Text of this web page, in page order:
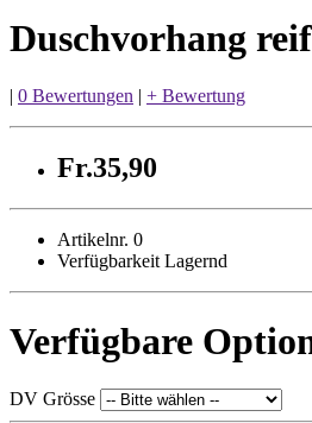
Duschvorhang
| 0 Bewertungen | + Bewertung
Fr.35,90
Artikelnr. 0
Verfügbarkeit Lagernd
Verfügbare
DV Grösse